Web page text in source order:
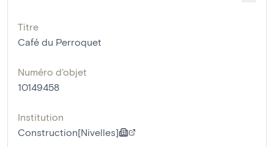
Titre
Café du Perroquet
Numéro d'objet
10149458
Institution
Construction[Nivelles]